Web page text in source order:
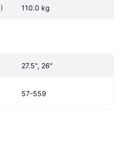
110.0 kg
27.5", 26"
57-559